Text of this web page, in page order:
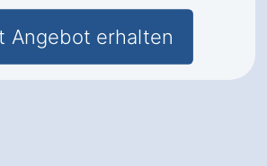
Angebot erhalten